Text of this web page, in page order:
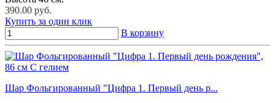
390.00 руб.
Купить за один клик
В корзину
Шар Фольгированный "Цифра 1. Первый день р...